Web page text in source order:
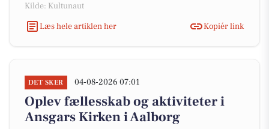
Kilde: Kultunaut
Læs hele artiklen her
Kopiér link
DET SKER 04-08-2026 07:01
Oplev fællesskab og aktiviteter i
Ansgars Kirken i Aalborg